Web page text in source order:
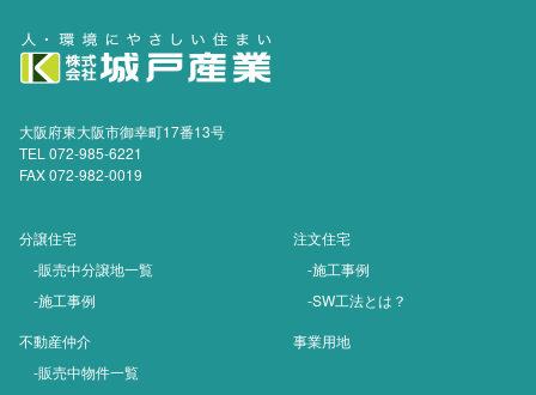
大阪府東大阪市御幸町17番13号
TEL 072-985-6221
FAX 072-982-0019
分譲住宅
-販売中分譲地一覧
-施工事例
注文住宅
-施工事例
-SW工法とは？
不動産仲介
-販売中物件一覧
事業用地